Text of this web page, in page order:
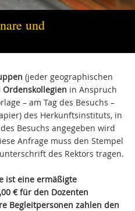
und
(jeder geographischen
in Anspruch
– am Tag des Besuchs –
des Herkunftsinstituts, in
Besuchs angegeben wird
Anfrage muss den Stempel
des Rektors tragen.
ist eine ermäßigte
€ für den Dozenten
Begleitpersonen zahlen den